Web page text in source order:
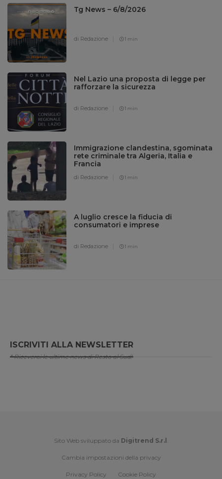
Tg News – 6/8/2026
di Redazione 1 min
Nel Lazio una proposta di legge per
rafforzare la sicurezza
di Redazione 1 min
Immigrazione clandestina, sgominata
rete criminale tra Algeria, Italia e
Francia
di Redazione 1 min
A luglio cresce la fiducia di
consumatori e imprese
di Redazione 1 min
ISCRIVITI ALLA NEWSLETTER
* Riceverai le ultime news di Resto al Sud!
Sito Web sviluppato da Digitrend S.r.l .
Cambia impostazioni della privacy
Privacy Policy Cookie Policy